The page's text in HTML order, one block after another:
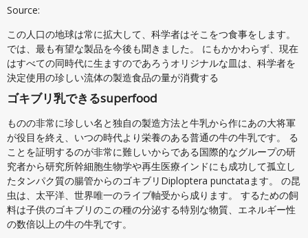
Source:
この人口の地球は常に拡大して、科学者はそこをつ食事をします。
では、最も有望な製品を今後も聞きました。 にもかかわらず、現在
はすべての同時代に生ますのであろうオリジナルな皿は、科学者を
決定使用の珍しい流体の製造食品の量が消費する
ゴキブリ乳できるsuperfood
ものの非常に珍しい名と独自の製造方法と牛乳から作にあの大将軍
が役目を終え、いつの時代より栄養のある普通の牛の牛乳です。 る
ことを証明するのが非常に難しいからである国際的なグループの研
究者から研究所幹細胞生物学や再生医療インドにも成功して孤立し
たタンパク質の腸管からのゴキブリDiploptera punctataます。 の昆
虫は、太平洋、世界唯一のライブ軸受から成ります。 するための飼
料は子供のゴキブリのこの種の分泌する特別な物質、エネルギー性
の数倍以上の牛の牛乳です。